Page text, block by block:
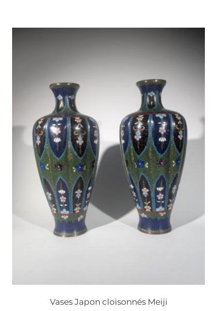
Vases Japon cloisonnés Meiji